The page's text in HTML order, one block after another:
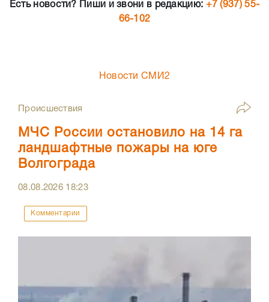
Есть новости? Пиши и звони в редакцию: +7 (937) 55-
66-102
Новости СМИ2
Происшествия
МЧС России остановило на 14 га
ландшафтные пожары на юге
Волгограда
08.08.2026 18:23
Комментарии